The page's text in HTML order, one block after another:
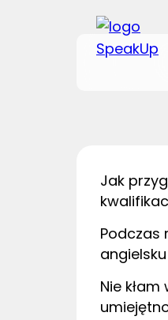
Jak
Podczas
Nie